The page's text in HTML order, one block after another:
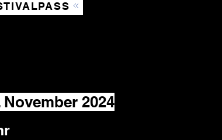
November 2024